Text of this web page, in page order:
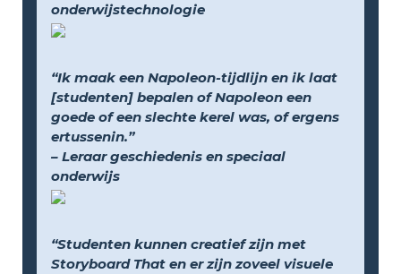
onderwijstechnologie
“Ik maak een Napoleon-tijdlijn en ik laat
[studenten] bepalen of Napoleon een
goede of een slechte kerel was, of ergens
ertussenin.”
– Leraar geschiedenis en speciaal
onderwijs
“Studenten kunnen creatief zijn met
Storyboard That en er zijn zoveel visuele